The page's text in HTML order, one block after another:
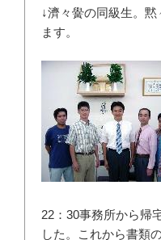
↓濟々黌の同級生。
ます。
22：30事務所から帰
した。これから書類